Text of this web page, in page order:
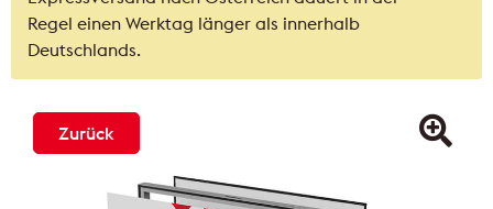
Regel einen Werktag länger als innerhalb
Deutschlands.
Zurück